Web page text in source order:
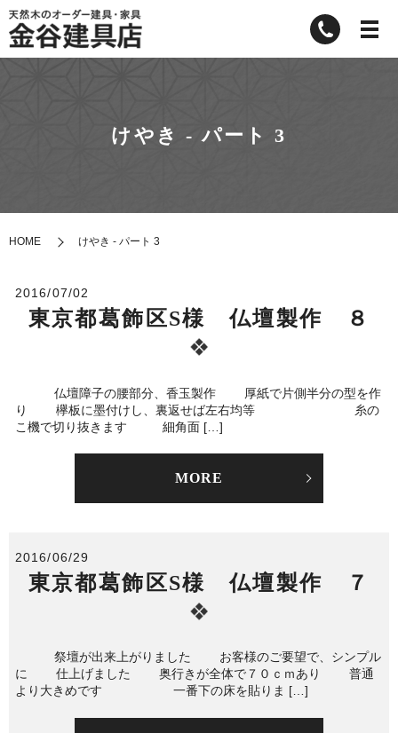
けやき - パート 3
HOME けやき - パート 3
2016/07/02
東京都葛飾区S様 仏壇製作 ８
仏壇障子の腰部分、香玉製作 厚紙で片側半分の型を作
り 欅板に墨付けし、裏返せば左右均等 糸の
こ機で切り抜きます 細角面 […]
MORE
2016/06/29
東京都葛飾区S様 仏壇製作 ７
祭壇が出来上がりました お客様のご要望で、シンプル
に 仕上げました 奥行きが全体で７０ｃｍあり 普通
より大きめです 一番下の床を貼りま […]